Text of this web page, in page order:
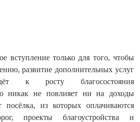
вступление только для того, чтобы
развитие дополнительных услуг
к росту благосостояния
никак не повлияет ни на доходы
из которых оплачиваются
проекты благоустройства и